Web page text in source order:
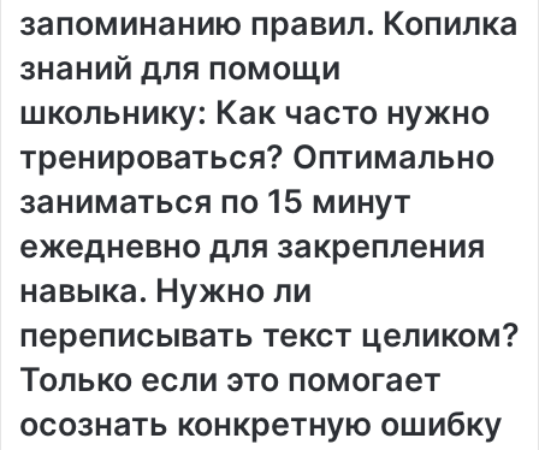
запоминанию правил. Копилка
знаний для помощи
школьнику: Как часто нужно
тренироваться? Оптимально
заниматься по 15 минут
ежедневно для закрепления
навыка. Нужно ли
переписывать текст целиком?
Только если это помогает
осознать конкретную ошибку